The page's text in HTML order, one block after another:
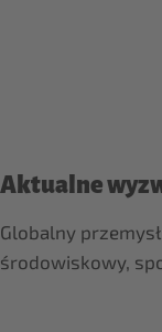
Aktualne
Globalny
środowiskowy,